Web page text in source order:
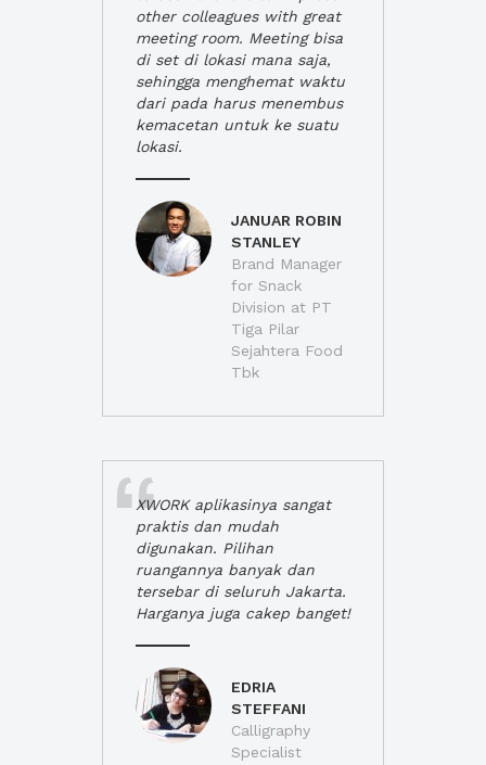
other colleagues with great
meeting room. Meeting bisa
di set di lokasi mana saja,
sehingga menghemat waktu
dari pada harus menembus
kemacetan untuk ke suatu
lokasi.
JANUAR ROBIN
STANLEY
Brand Manager
for Snack
Division at PT
Tiga Pilar
Sejahtera Food
Tbk
XWORK aplikasinya sangat
praktis dan mudah
digunakan. Pilihan
ruangannya banyak dan
tersebar di seluruh Jakarta.
Harganya juga cakep banget!
EDRIA
STEFFANI
Calligraphy
Specialist